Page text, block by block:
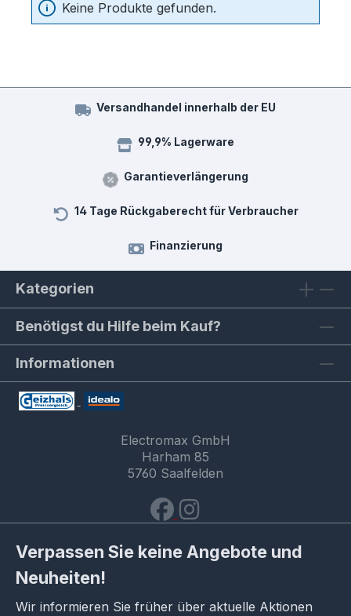
Keine Produkte gefunden.
Versandhandel innerhalb der EU
99,9% Lagerware
Garantieverlängerung
14 Tage Rückgaberecht für Verbraucher
Finanzierung
Kategorien
Benötigst du Hilfe beim Kauf?
Informationen
Electromax GmbH
Harham 85
5760 Saalfelden
Verpassen Sie keine Angebote und
Neuheiten!
Wir informieren Sie früher über aktuelle Aktionen